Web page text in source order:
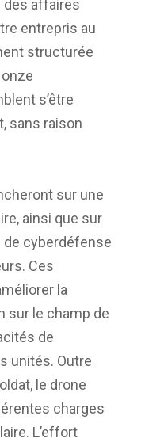
des affaires
entrepris au
structurée
onze
s’être
sans raison
sur une
ainsi que sur
de cyberdéfense
Ces
la
sur le champ de
de
unités. Outre
le drone
charges
L’effort